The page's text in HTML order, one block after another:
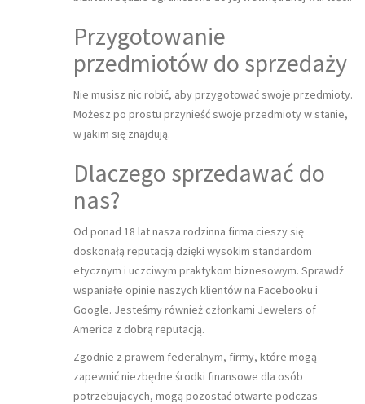
Przygotowanie
przedmiotów do sprzedaży
Nie musisz nic robić, aby przygotować swoje przedmioty.
Możesz po prostu przynieść swoje przedmioty w stanie,
w jakim się znajdują.
Dlaczego sprzedawać do
nas?
Od ponad 18 lat nasza rodzinna firma cieszy się
doskonałą reputacją dzięki wysokim standardom
etycznym i uczciwym praktykom biznesowym. Sprawdź
wspaniałe opinie naszych klientów na Facebooku i
Google. Jesteśmy również członkami Jewelers of
America z dobrą reputacją.
Zgodnie z prawem federalnym, firmy, które mogą
zapewnić niezbędne środki finansowe dla osób
potrzebujących, mogą pozostać otwarte podczas